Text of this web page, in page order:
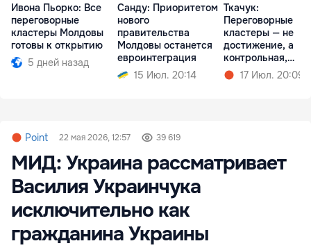
Ивона Пьорко: Все
переговорные
кластеры Молдовы
готовы к открытию
5 дней назад
Санду: Приоритетом
нового
правительства
Молдовы останется
евроинтеграция
15 Июл. 20:14
Ткачук:
Переговорные
кластеры — не
достижение, а
контрольная,
которую можешь
сдать
17 Июл. 20:09
Point 22 мая 2026, 12:57 39 619
МИД: Украина рассматривает
Василия Украинчука
исключительно как
гражданина Украины